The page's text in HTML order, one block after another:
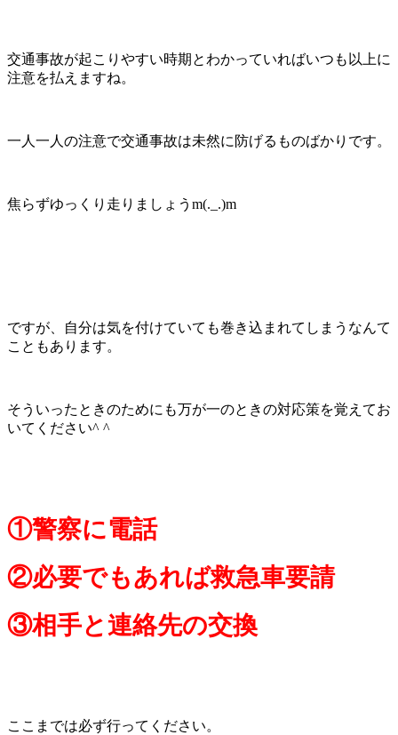
交通事故が起こりやすい時期とわかっていればいつも以上に
注意を払えますね。
一人一人の注意で交通事故は未然に防げるものばかりです。
焦らずゆっくり走りましょう m(._.)m
ですが、自分は気を付けていても巻き込まれてしまうなんて
こともあります。
そういったときのためにも万が一のときの対応策を覚えてお
いてください^ ^
①警察に電話
②必要でもあれば救急車要請
③相手と連絡先の交換
ここまでは必ず行ってください。